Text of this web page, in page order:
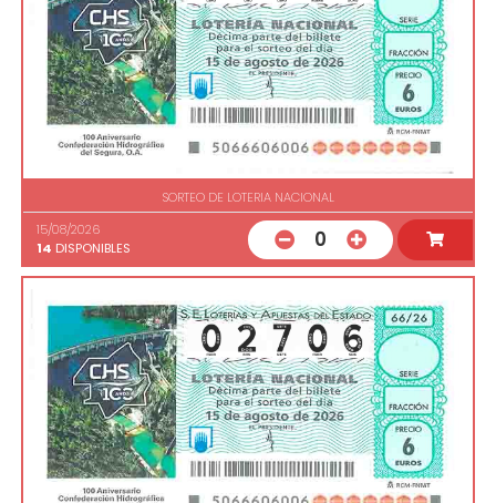
SORTEO DE LOTERIA NACIONAL
15/08/2026
14 DISPONIBLES 0